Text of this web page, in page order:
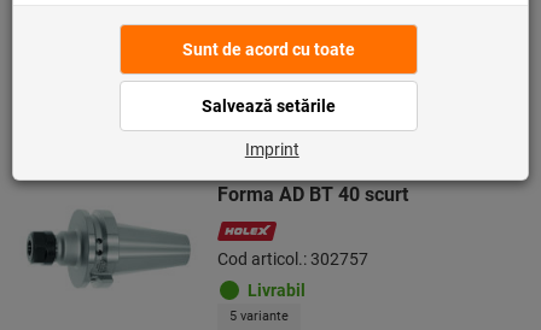
Accesaţi variantele
Mandrină cu bucşă elastică ER
Forma AD BT 40 scurt
Cod articol.: 302757
Livrabil
5 variante